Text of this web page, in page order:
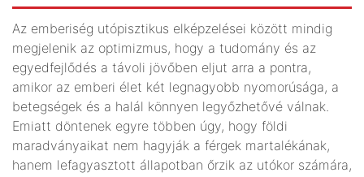
Az emberiség utópisztikus elképzelései között mindig
megjelenik az optimizmus, hogy a tudomány és az
egyedfejlődés a távoli jövőben eljut arra a pontra,
amikor az emberi élet két legnagyobb nyomorúsága, a
betegségek és a halál könnyen legyőzhetővé válnak.
Emiatt döntenek egyre többen úgy, hogy földi
maradványaikat nem hagyják a férgek martalékának,
hanem lefagyasztott állapotban őrzik az utókor számára,